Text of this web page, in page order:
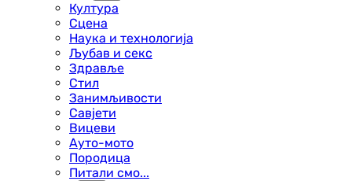
Култура
Сцена
Наука и технологија
Љубав и секс
Здравље
Стил
Занимљивости
Савјети
Вицеви
Ауто-мото
Породица
Питали смо...